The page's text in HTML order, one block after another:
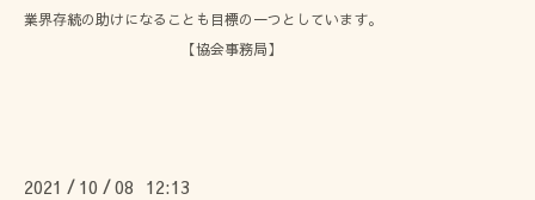
業界存続の助けになることも目標の一つとしています。
【協会事務局】
2021 / 10 /08 12:13